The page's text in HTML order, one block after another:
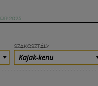
2025
SZAKOSZTÁLY
Kajak-kenu